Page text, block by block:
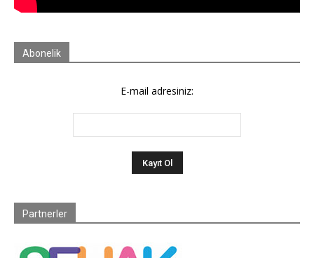
Abonelik
E-mail adresiniz:
Partnerler